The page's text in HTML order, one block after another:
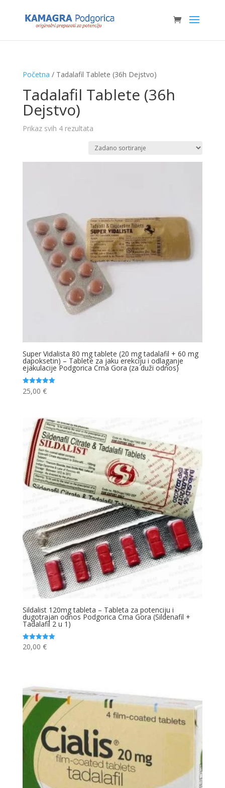
Početna / Tadalafil Tablete (36h Dejstvo)
Tadalafil Tablete (36h
Dejstvo)
Prikaz svih 4 rezultata
Super Vidalista 80 mg tablete (20 mg tadalafil + 60 mg
dapoksetin) – Tablete za jaku erekciju i odlaganje
ejakulacije Podgorica Crna Gora (za duži odnos)
Ocjenjeno
5.00
25,00 €
Sildalist 120mg tableta – Tableta za potenciju i
dugotrajan odnos Podgorica Crna Gora (Sildenafil +
Tadalafil 2 u 1)
Ocjenjeno
5.00
20,00 €